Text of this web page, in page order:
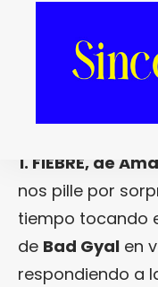
1. FIEBRE, de
nos pille por
tiempo tocando
de Bad Gyal en
respondiendo a